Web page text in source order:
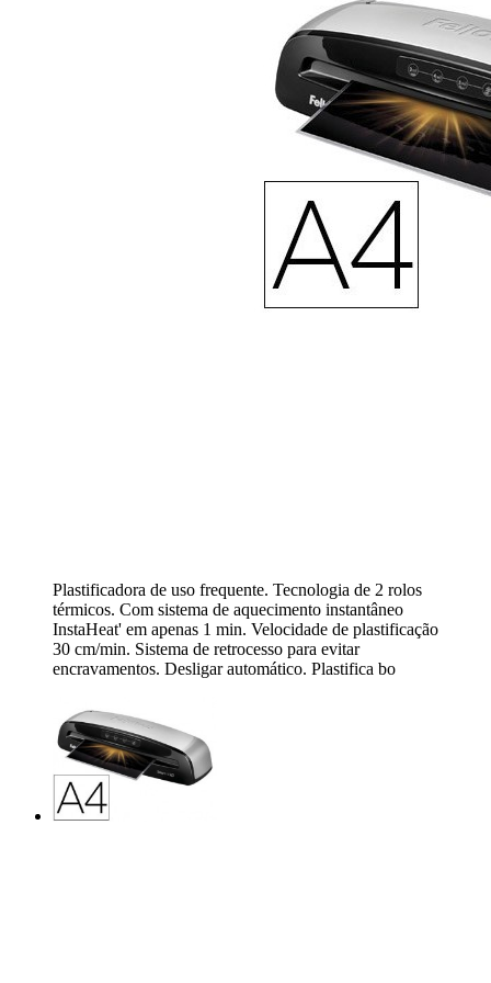
Plastificadora de uso frequente. Tecnologia de 2 rolos
térmicos. Com sistema de aquecimento instantâneo
InstaHeat' em apenas 1 min. Velocidade de plastificação
30 cm/min. Sistema de retrocesso para evitar
encravamentos. Desligar automático. Plastifica bo